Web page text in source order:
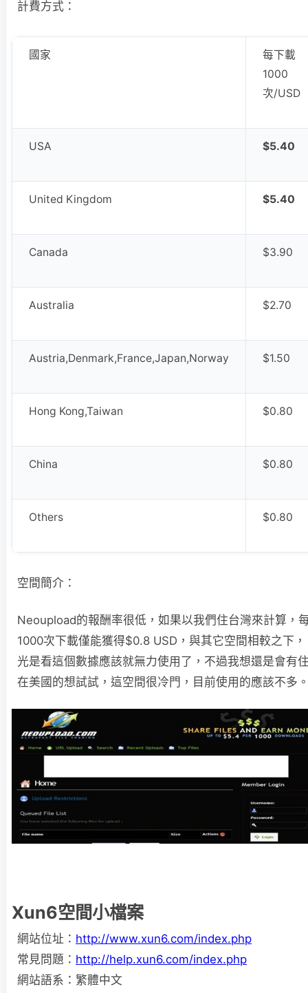
計費方式：
國家
每下載
1000
次/USD
USA $5.40
United Kingdom $5.40
Canada $3.90
Australia $2.70
Austria,Denmark,France,Japan,Norway $1.50
Hong Kong,Taiwan $0.80
China $0.80
Others $0.80
空間簡介：
Neoupload的報酬率很低，如果以我們住台灣來計算，
1000次下載僅能獲得$0.8 USD，與其它空間相較之下，
光是看這個數據應該就無力使用了，不過我想還是會有
在美國的想試試，這空間很冷門，目前使用的應該不多
Xun6空間小檔案
網站位址： http://www.xun6.com/index.php
常見問題： http://help.xun6.com/index.php
網站語系：繁體中文